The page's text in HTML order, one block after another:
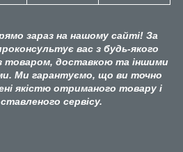
зараз на нашому сайті! За
вас з будь-якого
товаром, доставкою та іншими
Ми гарантуємо, що ви точно
якістю отриманого товару і
сервісу.